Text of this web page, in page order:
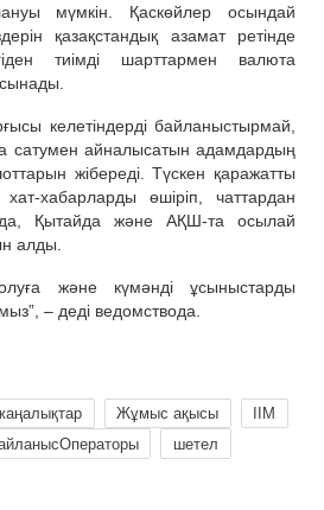
мүмкін. Қаскөйлер осындай
қазақстандық азамат ретінде
тиімді шарттармен валюта
келетіндерді байланыстырмай,
сатумен айналысатын адамдардың
жібереді. Түскен қаражатты
хабарларды өшіріп, чаттардан
Қытайда және АҚШ-та осылай
алды.
және күмәнді ұсыныстарды
– деді ведомствода.
Жұмыс ақысы
ІІМ
шетел